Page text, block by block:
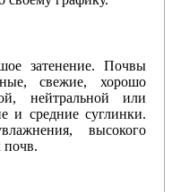
затенение. Почвы
свежие, хорошо
нейтральной или
и средние суглинки.
высокого
почв.